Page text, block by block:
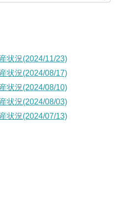
状況(2024/11/23)
状況(2024/08/17)
状況(2024/08/10)
状況(2024/08/03)
状況(2024/07/13)